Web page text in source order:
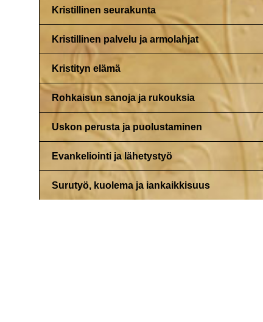
Kristillinen seurakunta
Kristillinen palvelu ja armolahjat
Kristityn elämä
Rohkaisun sanoja ja rukouksia
Uskon perusta ja puolustaminen
Evankeliointi ja lähetystyö
Surutyö, kuolema ja iankaikkisuus